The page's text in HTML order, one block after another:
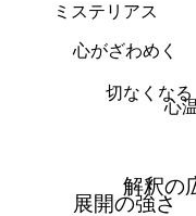
心
切なくなる
心がざわめく
ミステリアス
展開の強さ
解釈の